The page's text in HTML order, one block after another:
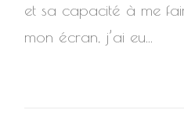
et sa capacité à me
mon écran, j’ai eu...